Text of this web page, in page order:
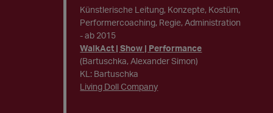
Künstlerische Leitung, Konzepte, Kostüm,
Performercoaching, Regie, Administration
- ab 2015
WalkAct | Show | Performance
(Bartuschka, Alexander Simon)
KL: Bartuschka
Living Doll Company